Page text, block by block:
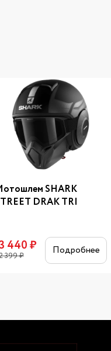
SHARK
DRAK TRI
440₽
399₽ Подробнее